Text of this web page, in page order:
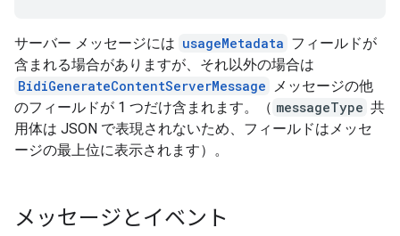
サーバー メッセージには usageMetadata フィールドが
含まれる場合がありますが、それ以外の場合は
BidiGenerateContentServerMessage メッセージの他
のフィールドが 1 つだけ含まれます。
（ messageType 共
用体は JSON で表現されないため、フィールドはメッセ
ージの最上位に表示されます）。
メッセージとイベント